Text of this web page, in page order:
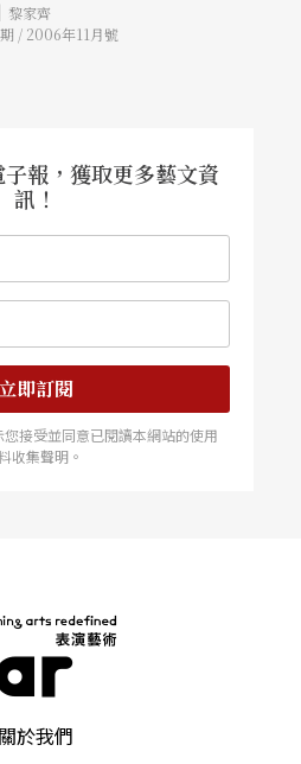
時，應該要如何自處？是要臣服於「消費
眾至上」的巨獸之下，還是要學唐吉柯
黎家齊
/ 2006年11月號
報，獲取更多藝文資
訊！
即訂閱
接受並同意已閱讀本網站的使用
收集聲明。
關於我們